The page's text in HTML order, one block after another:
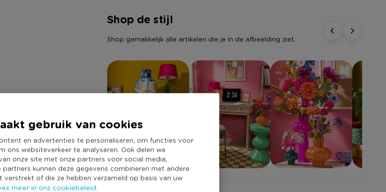
gebruik van cookies
en advertenties te personaliseren, om functies voor
ons websiteverkeer te analyseren. Ook delen we
onze site met onze partners voor social media,
partners kunnen deze gegevens combineren met andere
verstrekt of die ze hebben verzameld op basis van uw
meer in ons cookiebeleid.
Shop de stijl
Shop gemakkelijk alle artikelen die je in de afbeelding ziet.